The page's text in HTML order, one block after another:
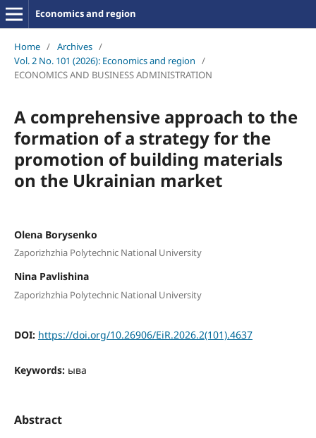
Economics and region
Home / Archives /
Vol. 2 No. 101 (2026): Economics and region /
ECONOMICS AND BUSINESS ADMINISTRATION
A comprehensive approach to the
formation of a strategy for the
promotion of building materials
on the Ukrainian market
Olena Borysenko
Zaporizhzhia Polytechnic National University
Nina Pavlishina
Zaporizhzhia Polytechnic National University
DOI: https://doi.org/10.26906/EiR.2026.2(101).4637
Keywords: ыва
Abstract